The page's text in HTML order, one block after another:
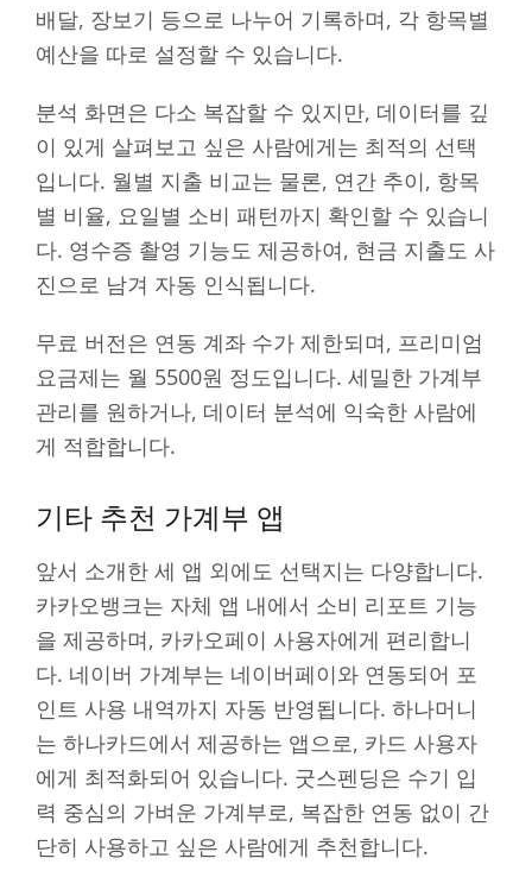
배달, 장보기 등으로 나누어 기록하며, 각 항목별
예산을 따로 설정할 수 있습니다.
분석 화면은 다소 복잡할 수 있지만, 데이터를 깊
이 있게 살펴보고 싶은 사람에게는 최적의 선택
입니다. 월별 지출 비교는 물론, 연간 추이, 항목
별 비율, 요일별 소비 패턴까지 확인할 수 있습니
다. 영수증 촬영 기능도 제공하여, 현금 지출도 사
진으로 남겨 자동 인식됩니다.
무료 버전은 연동 계좌 수가 제한되며, 프리미엄
요금제는 월 5500원 정도입니다. 세밀한 가계부
관리를 원하거나, 데이터 분석에 익숙한 사람에
게 적합합니다.
기타 추천 가계부 앱
앞서 소개한 세 앱 외에도 선택지는 다양합니다.
카카오뱅크는 자체 앱 내에서 소비 리포트 기능
을 제공하며, 카카오페이 사용자에게 편리합니
다. 네이버 가계부는 네이버페이와 연동되어 포
인트 사용 내역까지 자동 반영됩니다. 하나머니
는 하나카드에서 제공하는 앱으로, 카드 사용자
에게 최적화되어 있습니다. 굿스펜딩은 수기 입
력 중심의 가벼운 가계부로, 복잡한 연동 없이 간
단히 사용하고 싶은 사람에게 추천합니다.